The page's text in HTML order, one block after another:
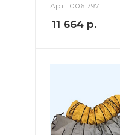
Арт.: 0061797
11 664 р.